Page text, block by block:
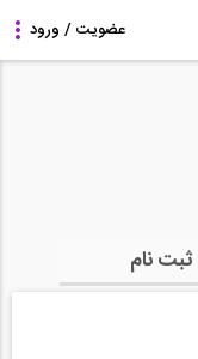
ثبت نام